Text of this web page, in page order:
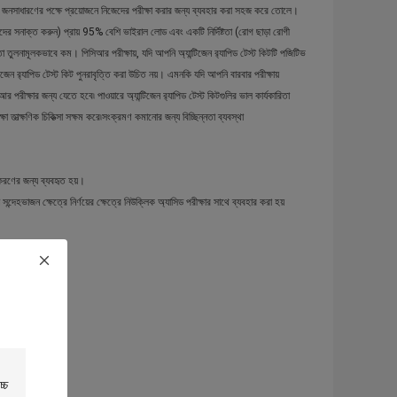
পক্ষে প্রয়োজনে নিজেদের পরীক্ষা করার জন্য ব্যবহার করা সহজ করে তোলে।
সনাক্ত করুন) প্রায় 95% বেশি ভাইরাল লোড এবং একটি নির্দিষ্টতা (রোগ ছাড়া রোগী
তুলনামূলকভাবে কম। পিসিআর পরীক্ষায়, যদি আপনি অ্যান্টিজেন র‌্যাপিড টেস্ট কিটটি পজিটিভ
র‌্যাপিড টেস্ট কিট পুনরাবৃত্তি করা উচিত নয়। এমনকি যদি আপনি বারবার পরীক্ষায়
জন্য যেতে হবে৷ পাওয়ারে অ্যান্টিজেন র‌্যাপিড টেস্ট কিটগুলির ভাল কার্যকারিতা
চিকিত্সা সক্ষম করে৷সংক্রমণ কমানোর জন্য বিচ্ছিন্নতা ব্যবস্থা
জন্য ব্যবহৃত হয়।
ক্ষেত্রে নির্ণয়ের ক্ষেত্রে নিউক্লিক অ্যাসিড পরীক্ষার সাথে ব্যবহার করা হয়